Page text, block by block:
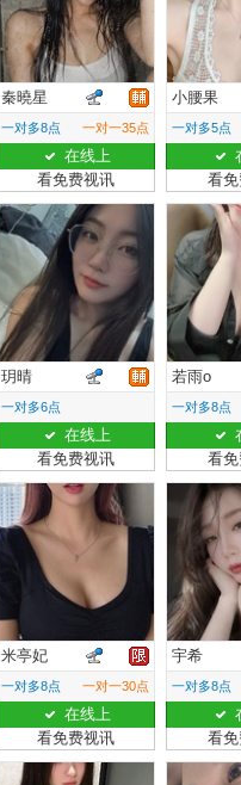
秦曉星
一对多8点 一对一35点
在线上
看免费视讯
小腰果
一对多5点
看
玥晴
一对多6点
在线上
看免费视讯
若雨o
一对多8点
看
米亭妃
一对多8点 一对一30点
在线上
看免费视讯
宇希
一对多8点
看